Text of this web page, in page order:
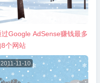
过Google AdSense赚钱最多
8个网站
2011-11-10